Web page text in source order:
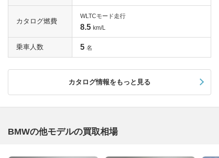
カタログ燃費
WLTCモード走行
8.5 km/L
乗車人数 5 名
カタログ情報をもっと見る
BMWの他モデルの買取相場